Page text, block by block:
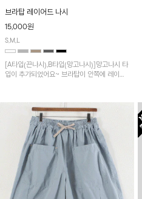
브라탑 레이어드 나시
15,000원
S,M,L
[A타입(끈나시),B타입(망고나시)]망고나시 타
입이 추가되었어요~ 브라탑이 안쪽에 레이어